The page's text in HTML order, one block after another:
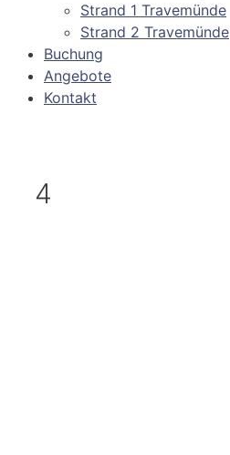
Strand 1 Travemünde
Strand 2 Travemünde
Buchung
Angebote
Kontakt
4